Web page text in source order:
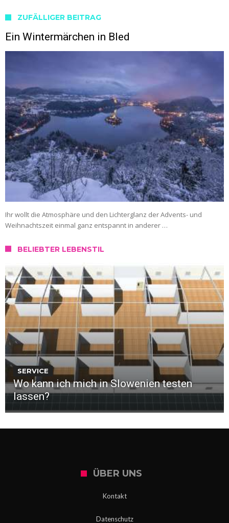
ZUFÄLLIGER BEITRAG
Ein Wintermärchen in Bled
Ihr wollt die Atmosphäre und den Lichterglanz der Advents- und
Weihnachtszeit einmal ganz entspannt in anderer …
BELIEBTER LEBENSTIL
SERVICE
Wo kann ich mich in Slowenien testen
lassen?
ÜBER UNS
Kontakt
Datenschutz